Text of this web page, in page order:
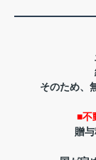
そのため、
■不
贈